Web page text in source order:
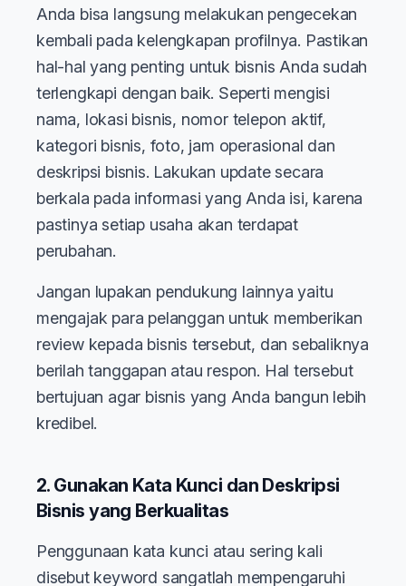
Anda bisa langsung melakukan pengecekan
kembali pada kelengkapan profilnya. Pastikan
hal-hal yang penting untuk bisnis Anda sudah
terlengkapi dengan baik. Seperti mengisi
nama, lokasi bisnis, nomor telepon aktif,
kategori bisnis, foto, jam operasional dan
deskripsi bisnis. Lakukan update secara
berkala pada informasi yang Anda isi, karena
pastinya setiap usaha akan terdapat
perubahan.
Jangan lupakan pendukung lainnya yaitu
mengajak para pelanggan untuk memberikan
review kepada bisnis tersebut, dan sebaliknya
berilah tanggapan atau respon. Hal tersebut
bertujuan agar bisnis yang Anda bangun lebih
kredibel.
2. Gunakan Kata Kunci dan Deskripsi
Bisnis yang Berkualitas
Penggunaan kata kunci atau sering kali
disebut keyword sangatlah mempengaruhi